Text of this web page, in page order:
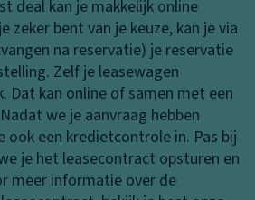
deal kan je makkelijk online
zeker bent van je keuze, kan je via
na reservatie) je reservatie
Zelf je leasewagen
Dat kan online of samen met een
we je aanvraag hebben
ook een kredietcontrole in. Pas bij
je het leasecontract opsturen en
meer informatie over de